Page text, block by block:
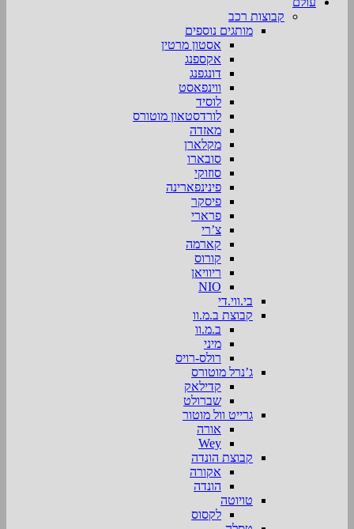
קבוצות רכב
מותגים נוספים
אסטון מרטין
אקספנג
דונגפנג
ווינפאסט
לוסיד
לורדסטאון מוטורס
מאזדה
מקלארן
סובארו
סוזוקי
פינינפארינה
פיסקר
פרארי
צ’רי
קארמה
קורוס
ריוויאן
NIO
בי.ווי.די
קבוצת ב.מ.וו
ב.מ.וו
מיני
רולס-רויס
ג’נרל מוטורס
קדילאק
שברולט
גרייט וול מוטור
אורה
Wey
קבוצת הונדה
אקורה
הונדה
טויוטה
לקסוס